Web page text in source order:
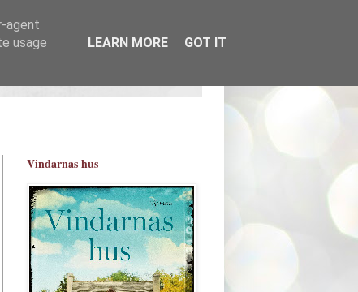
Vindarnas hus
agent
usage
LEARN MORE GOT IT